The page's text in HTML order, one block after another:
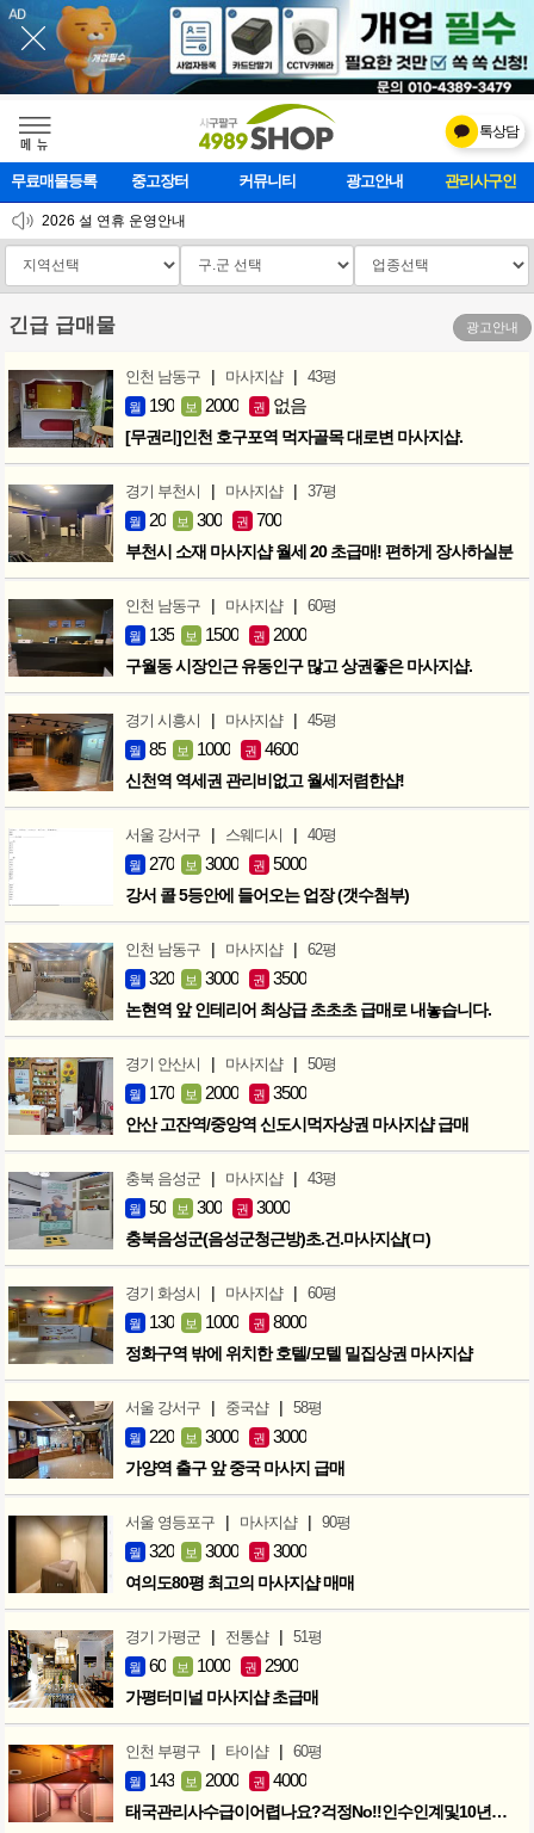
메    뉴
톡상담
무료매물등록 중고장터 커뮤니티 광고안내 관리사구인
2026 설 연휴 운영안내
[업데이트]모바일 하단 고정메뉴 추가
[업데이트] 개선사항 안내
긴급 급매물 광고안내
인천 남동구 | 마사지샵 | 43평
월 190 보 2000 권 없음
[무권리]인천 호구포역 먹자골목 대로변 마사지샵.
경기 부천시 | 마사지샵 | 37평
월 20 보 300 권 700
부천시 소재 마사지샵 월세 20 초급매! 편하게 장사하실분
인천 남동구 | 마사지샵 | 60평
월 135 보 1500 권 2000
구월동 시장인근 유동인구 많고 상권좋은 마사지샵.
경기 시흥시 | 마사지샵 | 45평
월 85 보 1000 권 4600
신천역 역세권 관리비없고 월세저렴한샵!
서울 강서구 | 스웨디시 | 40평
월 270 보 3000 권 5000
강서 콜 5등안에 들어오는 업장 (갯수첨부)
인천 남동구 | 마사지샵 | 62평
월 320 보 3000 권 3500
논현역 앞 인테리어 최상급 초초초 급매로 내놓습니다.
경기 안산시 | 마사지샵 | 50평
월 170 보 2000 권 3500
안산 고잔역/중앙역 신도시먹자상권 마사지샵 급매
충북 음성군 | 마사지샵 | 43평
월 50 보 300 권 3000
충북음성군(음성군청근방)초.건.마사지샵(ㅁ)
경기 화성시 | 마사지샵 | 60평
월 130 보 1000 권 8000
정화구역 밖에 위치한 호텔/모텔 밀집상권 마사지샵
서울 강서구 | 중국샵 | 58평
월 220 보 3000 권 3000
가양역 출구 앞 중국 마사지 급매
서울 영등포구 | 마사지샵 | 90평
월 320 보 3000 권 3000
여의도80평 최고의 마사지샵 매매
경기 가평군 | 전통샵 | 51평
월 60 보 1000 권 2900
가평터미널 마사지샵 초급매
인천 부평구 | 타이샵 | 60평
월 143 보 2000 권 4000
태국관리사수급이어렵나요?걱정No!!인수인계및10년노하우 모두승계